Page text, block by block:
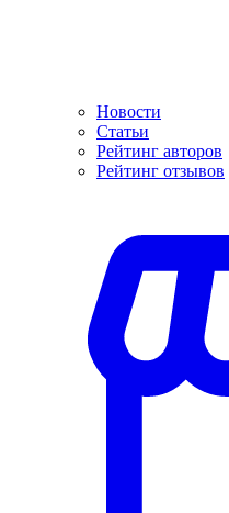
Новости
Статьи
Рейтинг авторов
Рейтинг отзывов